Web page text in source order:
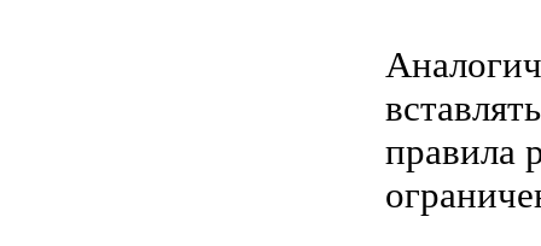
правила